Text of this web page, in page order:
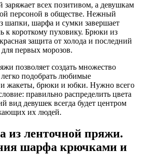
заряжает всех позитивом, а девушкам
персоной в обществе. Нежный
шапки, шарфа и сумки завершает
к короткому пуховику. Брюки из
защита от холода и последний
первых морозов.
позволяет создать множество
подобрать любимые
и жакеты, брюки и юбки. Нужно всего
правильно распределить цвета
вид девушек всегда будет центром
их людей.
из ленточной пряжи.
шарфа крючками и